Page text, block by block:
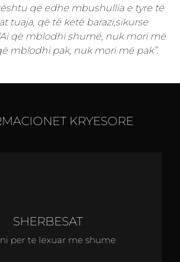
që edhe mbushullia e tyre të
tuaja, që të ketë barazi,sikurse
që mblodhi shumë, nuk mori më
mblodhi pak, nuk mori më pak”.
KRYESORE
SHERBESAT
per te lexuar me shume